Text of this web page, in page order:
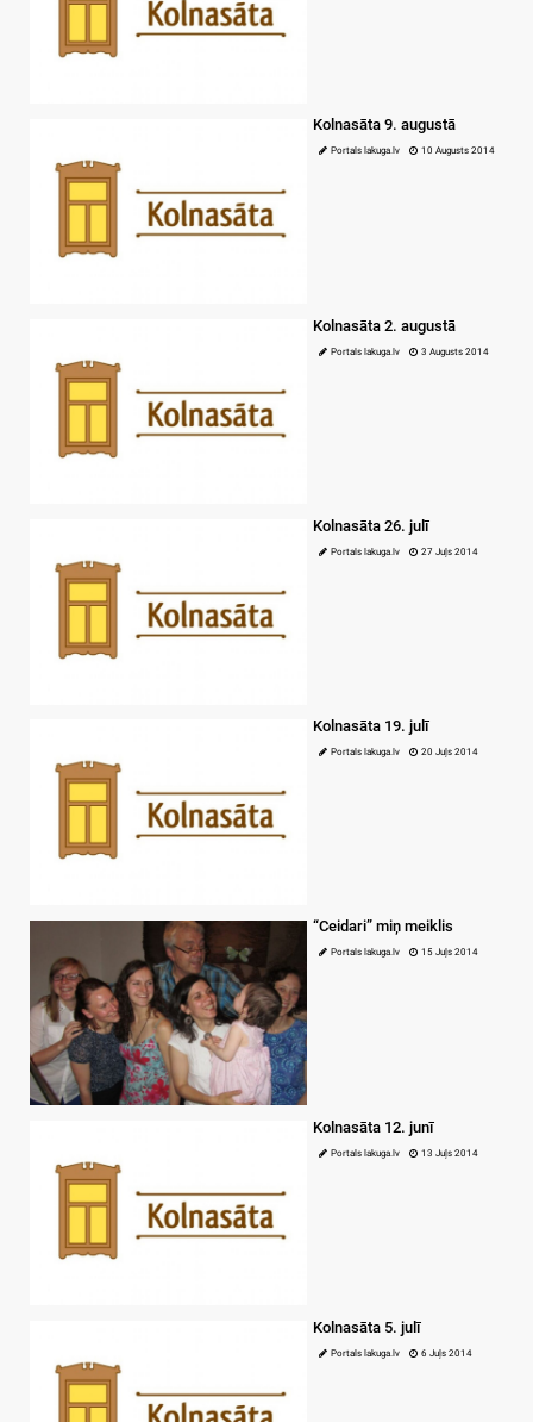
Kolnasāta 9. augustā
Portals lakuga.lv 10 Augusts 2014
Kolnasāta 2. augustā
Portals lakuga.lv 3 Augusts 2014
Kolnasāta 26. julī
Portals lakuga.lv 27 Juļs 2014
Kolnasāta 19. julī
Portals lakuga.lv 20 Juļs 2014
“Ceidari” miņ meiklis
Portals lakuga.lv 15 Juļs 2014
Kolnasāta 12. junī
Portals lakuga.lv 13 Juļs 2014
Kolnasāta 5. julī
Portals lakuga.lv 6 Juļs 2014